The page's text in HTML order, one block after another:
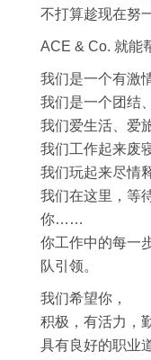
不打算趁现在努
ACE & Co. 就能
我们是一个有激
我们是一个团结
我们爱生活、爱
我们工作起来废
我们玩起来尽情
我们在这里，等
你……
你工作中的每一
队引领。
我们希望你，
积极，有活力，
具有良好的职业